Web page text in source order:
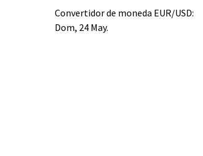
Convertidor de moneda EUR/USD:
Dom, 24 May.